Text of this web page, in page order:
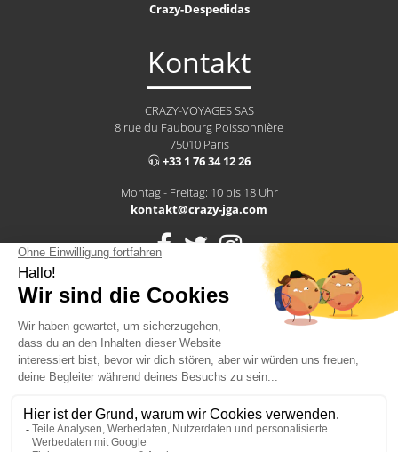
Crazy-Despedidas
Kontakt
CRAZY-VOYAGES SAS
8 rue du Faubourg Poissonnière
75010 Paris
+33 1 76 34 12 26
Montag - Freitag: 10 bis 18 Uhr
kontakt@crazy-jga.com
Hiscox ist ein Schutz vor Risiken am Arbeitsplatz
Alle Rechte vorbehalten